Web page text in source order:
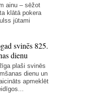
ainu – sēžot
klātā pokera
jūtami
svinēs 825.
dienu
plaši svinēs
dienu un
apmeklēt